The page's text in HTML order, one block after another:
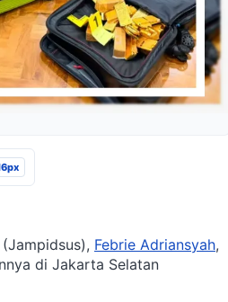
Febrie Adriansyah,
di Jakarta Selatan